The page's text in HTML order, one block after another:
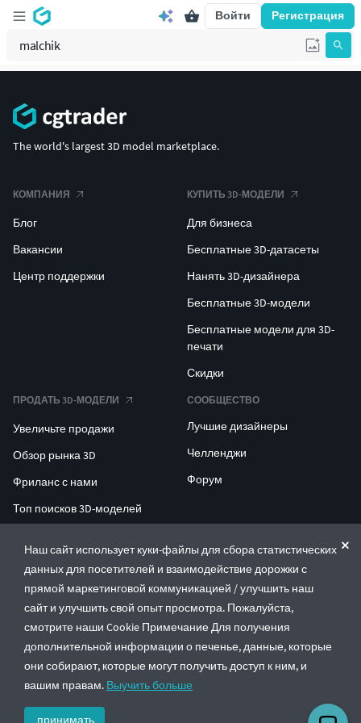
Войти Регистрация
Наш сайт использует куки-файлы для сбора статистических
данных для посетителей и взаимодействие дорожки с
прямой маркетинговой коммуникацией / улучшить наш
сайт и улучшить свой опыт просмотра. Пожалуйста,
смотрите наши Cookie Примечание Для получения
дополнительной информации о печенье, данные, которые
они собирают, которые могут получить доступ к ним, и
вашим правам. Выучить больше
принимать
The world's largest 3D model marketplace.
КОМПАНИЯ
Блог
Вакансии
Центр поддержки
КУПИТЬ 3D-МОДЕЛИ
Для бизнеса
Бесплатные 3D-датасеты
Нанять 3D-дизайнера
Бесплатные 3D-модели
Бесплатные модели для 3D-
печати
Скидки
ПРОДАТЬ 3D-МОДЕЛИ
Увеличьте продажи
Обзор рынка 3D
Фриланс с нами
Топ поисков 3D-моделей
СООБЩЕСТВО
Лучшие дизайнеры
Челленджи
Форум
ENTERPRISE 3D AT SCALE
© CGTrader 2011-2026
UAB CGTrader, Antakalnio st. 17, Vilnius, Lithuania
Правила и условияПолитика конфиденциальности
🇷🇺 Русский